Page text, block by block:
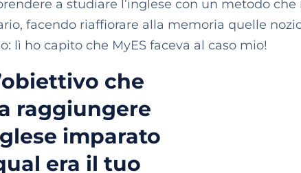
a studiare l’inglese con un metodo
facendo riaffiorare alla memoria quelle
lì ho capito che MyES faceva al caso mio!
che
raggiungere
imparato
era il tuo